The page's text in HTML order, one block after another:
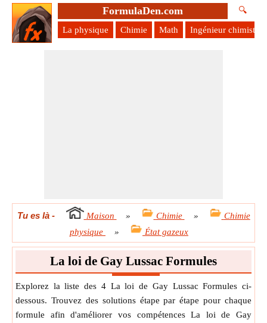
FormulaDen.com 🔍
La physique Chimie Math Ingénieur chimiste
Tu es là- Maison » Chimie »
Chimie
physique
» État gazeux
La loi de Gay Lussac Formules
Explorez la liste des 4 La loi de Gay Lussac Formules ci-
dessous. Trouvez des solutions étape par étape pour chaque
formule afin d'améliorer vos compétences La loi de Gay